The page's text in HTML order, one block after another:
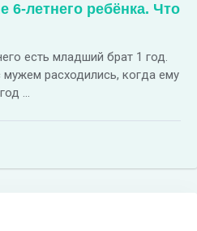
6-летнего ребёнка. Что
есть младший брат 1 год.
расходились, когда ему
...